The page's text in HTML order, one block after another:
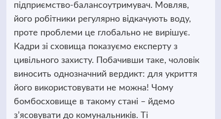
підприємство-балансоутримувач. Мовляв,
його робітники регулярно відкачують воду,
проте проблеми це глобально не вирішує.
Кадри зі сховища показуємо експерту з
цивільного захисту. Побачивши таке, чоловік
виносить однозначний вердикт: для укриття
його використовувати не можна! Чому
бомбосховище в такому стані – йдемо
з’ясовувати до комунальників. Ті